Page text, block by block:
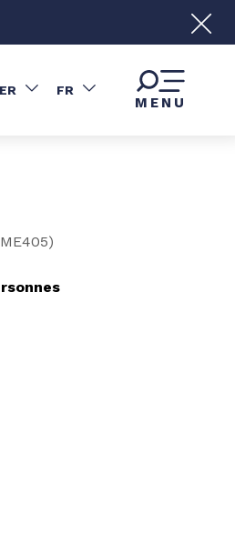
FR
MENU
)